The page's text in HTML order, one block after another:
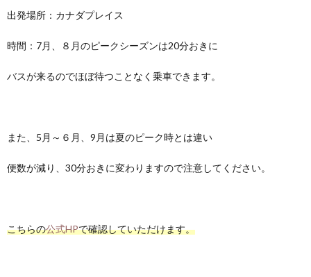
出発場所：カナダプレイス
時間：7月、８月のピークシーズンは20分おきに
バスが来るのでほぼ待つことなく乗車できます。
また、5月～６月、9月は夏のピーク時とは違い
便数が減り、30分おきに変わりますので注意してください。
こちらの公式HPで確認していただけます。